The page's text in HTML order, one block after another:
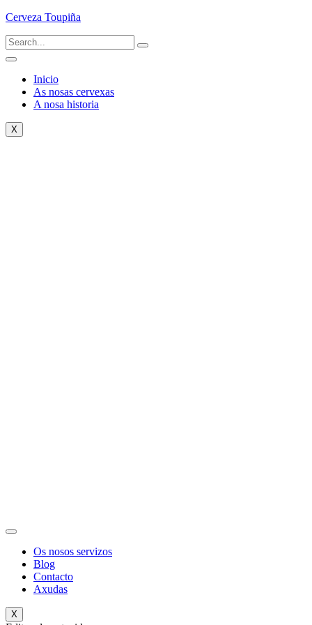
Cerveza Toupiña
Inicio
As nosas cervexas
A nosa historia
X
Os nosos servizos
Blog
Contacto
Axudas
X